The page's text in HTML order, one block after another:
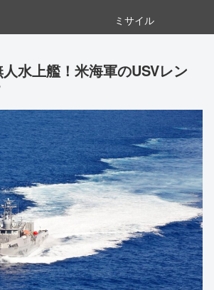
ミサイル
水上艦！米海軍のUSVレン